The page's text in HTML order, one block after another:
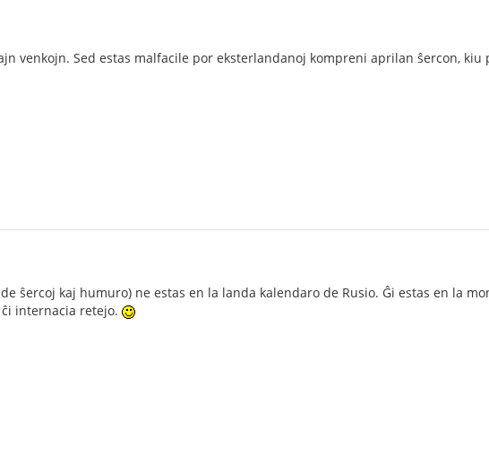
venkojn. Sed estas malfacile por eksterlandanoj kompreni aprilan ŝercon, kiu
ŝercoj kaj humuro) ne estas en la landa kalendaro de Rusio. Ĝi estas en la
internacia retejo.